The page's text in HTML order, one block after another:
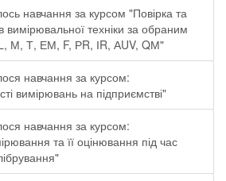
навчання за курсом "Повірка та
вимірювальної техніки за обраним
М, Т, ЕМ, F, РR, ІR, АUV, QМ"
навчання за курсом:
вимірювань на підприємстві"
навчання за курсом:
та її оцінювання під час